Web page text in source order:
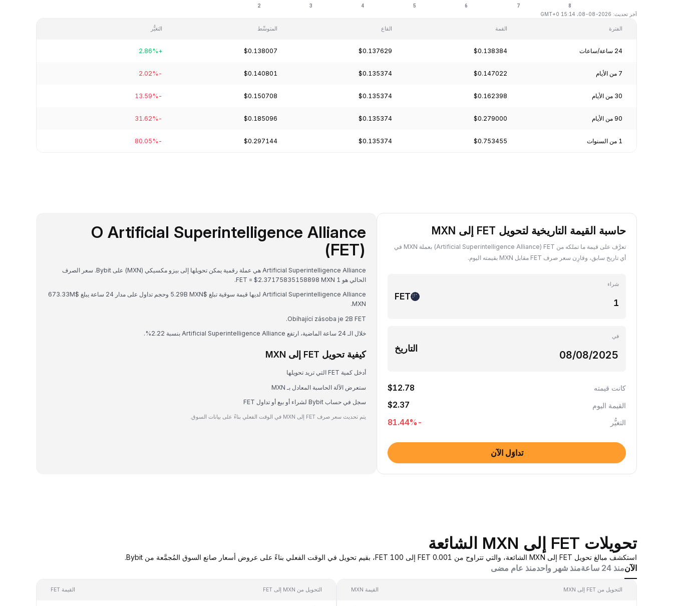
آخر تحديث: 2026-08-08، 15:14 GMT+0
الفترة القمة القاع المتوسِّط التغيُّر
24 ساعة/ساعات $0.138384
$0.137629
$0.138007
+2.86%
7 من الأيام $0.147022
$0.135374
$0.140801
-2.02%
30 من الأيام $0.162398
$0.135374
$0.150708
-13.59%
90 من الأيام $0.279000
$0.135374
$0.185096
-31.62%
1 من السنوات $0.753455
$0.135374
$0.297144
-80.05%
حاسبة القيمة التاريخية لتحويل FET إلى MXN
تعرَّف على قيمة ما تملكه من FET ‏(Artificial Superintelligence Alliance) بعملة MXN في
أي تاريخ سابق، وقارِن سعر صرف FET مقابل MXN بقيمته اليوم.
شراء
FET
في
التاريخ
كانت قيمته $12.78
القيمة اليوم $2.37
التغيُّر -81.44
%
تداوَل الآن
O Artificial Superintelligence Alliance
(FET)
Artificial Superintelligence Alliance هي عملة رقمية يمكن تحويلها إلى بيزو مكسيكي (MXN) على Bybit. سعر الصرف
الحالي هو 1 FET = $2.37175835158898 MXN.
Artificial Superintelligence Alliance لديها قيمة سوقية تبلغ $5.29B MXN وحجم تداول على مدار 24 ساعة يبلغ $673.33M
MXN.
Obíhající zásoba je 2B FET.
خلال الـ 24 ساعة الماضية، ارتفع Artificial Superintelligence Alliance بنسبة 2.22%.
كيفية تحويل FET إلى MXN
أدخل كمية FET التي تريد تحويلها
ستعرض الآلة الحاسبة المعادل بـ MXN
سجل في حساب Bybit لشراء أو بيع أو تداول FET
يتم تحديث سعر صرف FET إلى MXN في الوقت الفعلي بناءً على بيانات السوق.
تحويلات FET إلى MXN الشائعة
استكشف مبالغ تحويل FET إلى MXN الشائعة، والتي تتراوح من 0.001 FET إلى 100 FET، بقيم تحويل في الوقت الفعلي بناءً على عروض أسعار صانع السوق المُجمَّعة من Bybit.
الآنمنذ 24 ساعة منذ شهر واحدمنذ عام مضى
التحويل من FET إلى MXN القيمة MXN التحويل من MXN إلى FET القيمة FET